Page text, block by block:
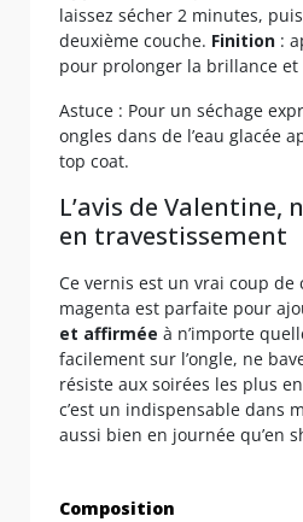
laissez sécher 2 minutes,
deuxième couche. Finition :
pour prolonger la brillance
Astuce : Pour un séchage
ongles dans de l’eau glacée
top coat.
L’avis de Valentine,
en travestissement
Ce vernis est un vrai coup
magenta est parfaite pour
et affirmée à n’importe
facilement sur l’ongle, ne
résiste aux soirées les plus
c’est un indispensable dans
aussi bien en journée qu’en
Composition